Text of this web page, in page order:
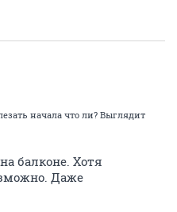
начала что ли? Выглядит
балконе. Хотя
Даже